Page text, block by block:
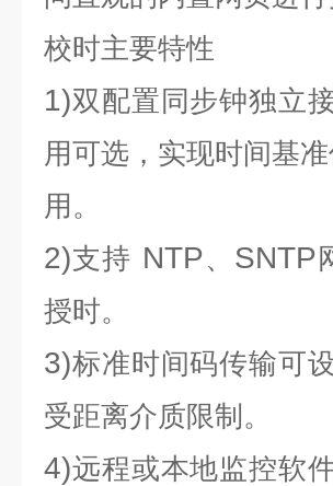
校时主要特性
1)双配置同步钟独立
用可选，实现时间基
用。
2)支持 NTP、 SNTP
授时。
3)标准时间码传输可
受距离介质限制。
4)远程或本地监控软